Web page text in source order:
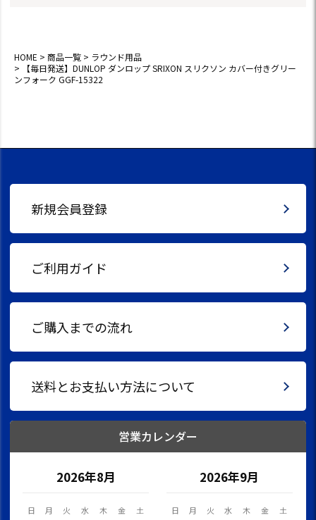
HOME 商品一覧
ラウンド用品
【毎日発送】DUNLOP ダンロップ SRIXON スリクソン カバー付きグリー
ンフォーク GGF-15322
新規会員登録
ご利用ガイド
ご購入までの流れ
送料とお支払い方法について
営業カレンダー
2026年8月
日 月 火 水 木 金 土
2026年9月
日 月 火 水 木 金 土